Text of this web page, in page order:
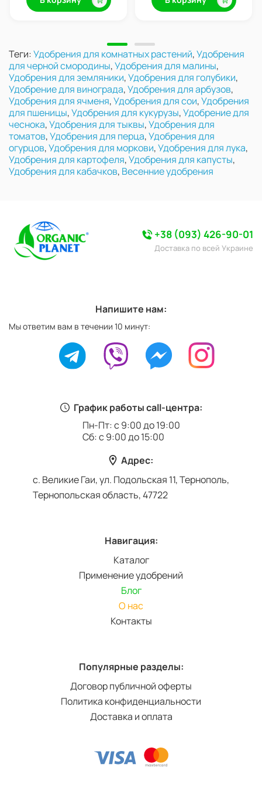
Теги:Удобрения для комнатных растений,Удобрения
для черной смородины,Удобрения для малины,
Удобрения для земляники,Удобрения для голубики,
Удобрение для винограда,Удобрения для арбузов,
Удобрения для ячменя,Удобрения для сои,Удобрения
для пшеницы,Удобрения для кукурузы,Удобрение для
чеснока,Удобрения для тыквы,Удобрения для
томатов,Удобрения для перца,Удобрения для
огурцов,Удобрения для моркови,Удобрения для лука,
Удобрения для картофеля,Удобрения для капусты,
Удобрения для кабачков, Весенние удобрения
+38 (093) 426-90-01
Доставка по всей Украине
График работы call-центра:
Пн-Пт: с 9:00 до 19:00
Сб: с 9:00 до 15:00
Адрес:
с. Великие Гаи, ул. Подольская 11, Тернополь,
Тернопольская область, 47722
Навигация:
Каталог
Применение удобрений
Блог
О нас
Контакты
Популярные разделы:
Договор публичной оферты
Политика конфиденциальности
Доставка и оплата
Напишите нам:
Мы ответим вам в течении 10 минут: